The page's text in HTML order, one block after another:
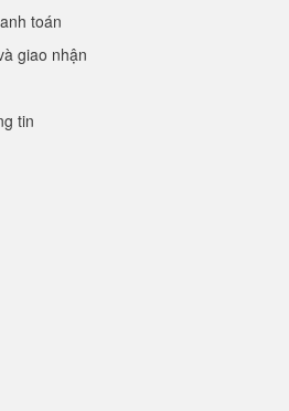
toán
giao nhận
tin